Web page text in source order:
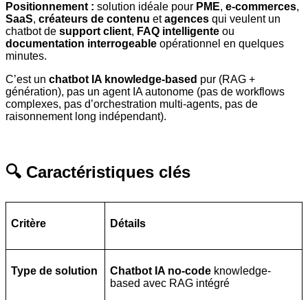
Positionnement : solution idéale pour PME, e-commerces,
SaaS, créateurs de contenu etagences qui veulent un
chatbot de support client, FAQ intelligente ou
documentation interrogeable opérationnel en quelques
minutes.
C’est un chatbot IA knowledge-based pur (RAG +
génération), pas un agent IA autonome (pas de workflows
complexes, pas d’orchestration multi-agents, pas de
raisonnement long indépendant).
🔍 Caractéristiques clés
Critère Détails
Type de solution Chatbot IA no-codeknowledge-
based avec RAG intégré